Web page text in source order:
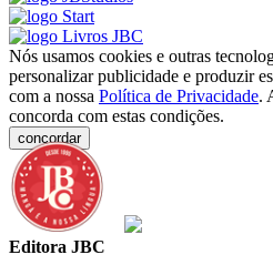
Nós usamos cookies e outras
personalizar publicidade e produzir
com a nossa Política de Privacidade.
concorda com estas condições.
concordar
Editora JBC